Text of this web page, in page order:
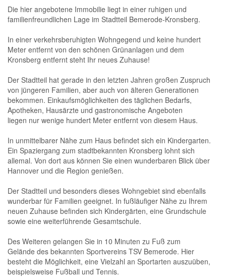
Die hier angebotene Immobilie liegt in einer ruhigen und
familienfreundlichen Lage im Stadtteil Bemerode-Kronsberg.
In einer verkehrsberuhigten Wohngegend und keine hundert
Meter entfernt von den schönen Grünanlagen und dem
Kronsberg entfernt steht Ihr neues Zuhause!
Der Stadtteil hat gerade in den letzten Jahren großen Zuspruch
von jüngeren Familien, aber auch von älteren Generationen
bekommen. Einkaufsmöglichkeiten des täglichen Bedarfs,
Apotheken, Hausärzte und gastronomische Angeboten
liegen nur wenige hundert Meter entfernt von diesem Haus.
In unmittelbarer Nähe zum Haus befindet sich ein Kindergarten.
Ein Spaziergang zum stadtbekannten Kronsberg lohnt sich
allemal. Von dort aus können Sie einen wunderbaren Blick über
Hannover und die Region genießen.
Der Stadtteil und besonders dieses Wohngebiet sind ebenfalls
wunderbar für Familien geeignet. In fußläufiger Nähe zu Ihrem
neuen Zuhause befinden sich Kindergärten, eine Grundschule
sowie eine weiterführende Gesamtschule.
Des Weiteren gelangen Sie in 10 Minuten zu Fuß zum
Gelände des bekannten Sportvereins TSV Bemerode. Hier
besteht die Möglichkeit, eine Vielzahl an Sportarten auszuüben,
beispielsweise Fußball und Tennis.